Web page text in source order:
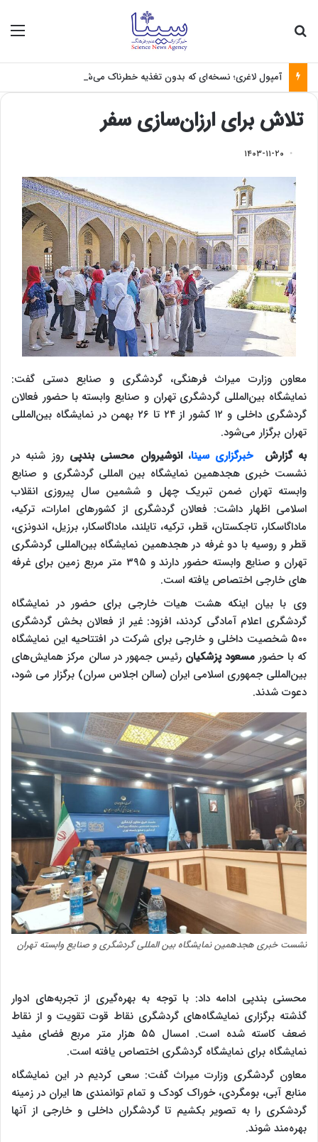
آمپول لاغری؛ نسخه‌ای که بدون تغذیه خطرناک می‌شود
تلاش برای ارزان‌سازی سفر
۱۴۰۳-۱۱-۲۰
معاون وزارت میراث فرهنگی، گردشگری و صنایع دستی گفت:
نمایشگاه بین‌المللی گردشگری تهران و صنایع وابسته با حضور فعالان
گردشگری داخلی و ۱۲ کشور از ۲۴ تا ۲۶ بهمن در نمایشگاه بین‌المللی
تهران برگزار می‌شود.
به گزارشخبرگزاری سینا،انوشیروان محسنی بندپیروز شنبه در
نشست خبری هجدهمین نمایشگاه بین المللی گردشگری و صنایع
وابسته تهران ضمن تبریک چهل و ششمین سال پیروزی انقلاب
اسلامی اظهار داشت: فعالان گردشگری از کشورهای امارات، ترکیه،
ماداگاسکار، تاجکستان، قطر، ترکیه، تایلند، ماداگاسکار، برزیل، اندونزی،
قطر و روسیه با دو غرفه در هجدهمین نمایشگاه بین‌المللی گردشگری
تهران و صنایع وابسته حضور دارند و ۳۹۵ متر مربع زمین برای غرفه
های خارجی اختصاص یافته است.
وی با بیان اینکه هشت هیات خارجی برای حضور در نمایشگاه
گردشگری اعلام آمادگی کردند، افزود: غیر از فعالان بخش گردشگری
۵۰۰ شخصیت داخلی و خارجی برای شرکت در افتتاحیه این نمایشگاه
که با حضورمسعود پزشکیان رئیس جمهور در سالن مرکز همایش‌های
بین‌المللی جمهوری اسلامی ایران (سالن اجلاس سران) برگزار می شود،
دعوت شدند.
نشست خبری هجدهمین نمایشگاه بین المللی گردشگری و صنایع وابسته تهران
محسنی بندپی ادامه داد: با توجه به بهره‌گیری از تجربه‌های ادوار
گذشته برگزاری نمایشگاه‌های گردشگری نقاط قوت تقویت و از نقاط
ضعف کاسته شده است. امسال ۵۵ هزار متر مربع فضای مفید
نمایشگاه برای نمایشگاه گردشگری اختصاص یافته است.
معاون گردشگری وزارت میراث گفت: سعی کردیم در این نمایشگاه
منابع آبی، بومگردی، خوراک کودک و تمام توانمندی ها ایران در زمینه
گردشکری را به تصویر بکشیم تا گردشگران داخلی و خارجی از آنها
بهره‌مند شوند.